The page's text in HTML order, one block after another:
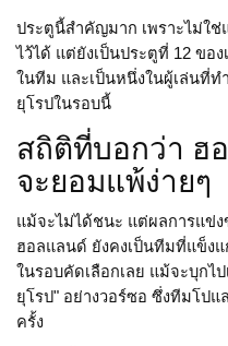
ประตูนี้สำคัญมาก เพราะไม่ใ
ไว้ได้ แต่ยังเป็นประตูที่ 12 ขอ
ในทีม และเป็นหนึ่งในผู้เล่นที่
ยุโรปในรอบนี้
สถิติที่บอกว่า ฮ
จะยอมแพ้ง่ายๆ
แม้จะไม่ได้ชนะ แต่ผลการแข่
ฮอลแลนด์ ยังคงเป็นทีมที่แข็ง
ในรอบคัดเลือกเลย แม้จะบุกไ
ยุโรป" อย่างวอร์ซอ ซึ่งทีมโป
ครั้ง